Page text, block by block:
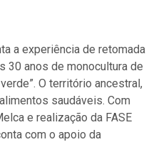
a experiência de retomada
30 anos de monocultura de
O território ancestral,
saudáveis. Com
e realização da FASE
com o apoio da